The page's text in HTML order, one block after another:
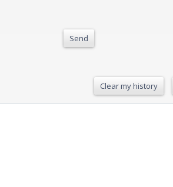
Send
Clear my history